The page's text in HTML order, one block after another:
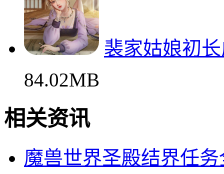
裴家姑娘初
84.02MB
相关资讯
魔兽世界圣殿结界任